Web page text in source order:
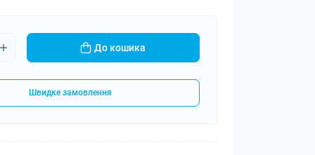
До кошика
Швидке замовлення